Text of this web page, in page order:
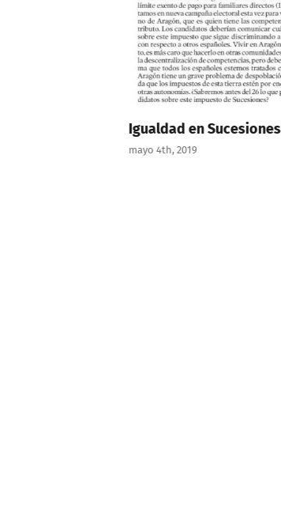
Igualdad en Sucesiones
mayo 4th, 2019